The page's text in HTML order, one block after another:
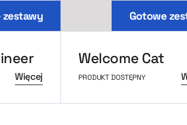
zestawy
Więcej
Gotowe
Welcome Cat
PRODUKT DOSTĘPNY